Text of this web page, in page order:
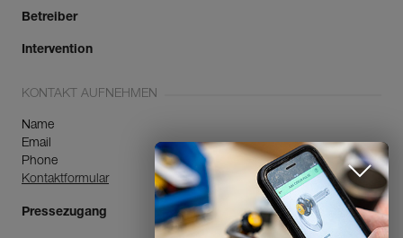
Betreiber
Intervention
KONTAKT AUFNEHMEN
Name
Email
Phone
Kontaktformular
Pressezugang